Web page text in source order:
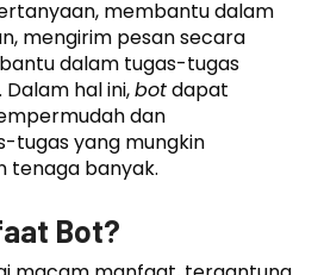
membantu dalam
mengirim pesan secara
dalam tugas-tugas
hal ini,botdapat
dan
tugas yang mungkin
tenaga banyak.
Bot?